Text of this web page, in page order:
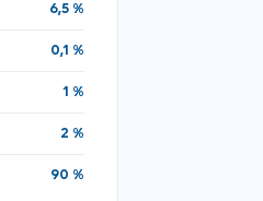
6,5 %
0,1 %
1 %
2 %
90 %